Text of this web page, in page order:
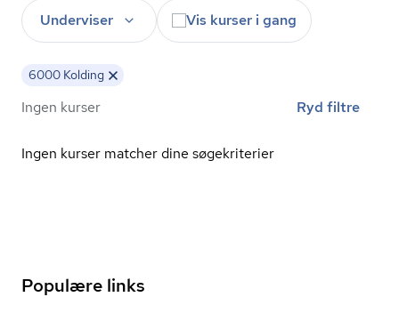
Underviser Vis kurser i gang
6000 Kolding
Ingen kurser Ryd filtre
Ingen kurser matcher dine søgekriterier
Populære links